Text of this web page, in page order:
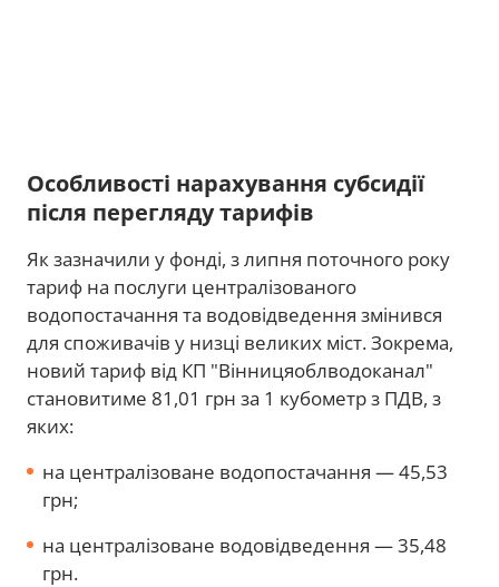
Особливості нарахування субсидії
після перегляду тарифів
Як зазначили у фонді, з липня поточного року
тариф на послуги централізованого
водопостачання та водовідведення змінився
для споживачів у низці великих міст. Зокрема,
новий тариф від КП "Вінницяоблводоканал"
становитиме 81,01 грн за 1 кубометр з ПДВ, з
яких:
на централізоване водопостачання — 45,53
грн;
на централізоване водовідведення — 35,48
грн.